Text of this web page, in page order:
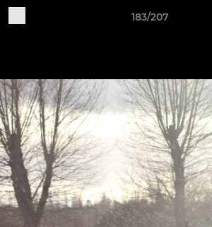
183/207